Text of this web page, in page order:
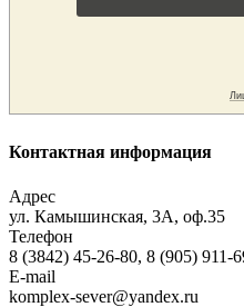
Контактная информация
Адрес
ул. Камышинская, 3А, оф.35
Телефон
8 (3842) 45-26-80, 8 (905) 911-
E-mail
komplex-sever@yandex.ru